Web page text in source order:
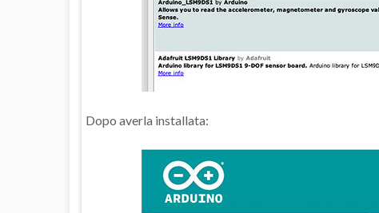
Dopo averla installata: